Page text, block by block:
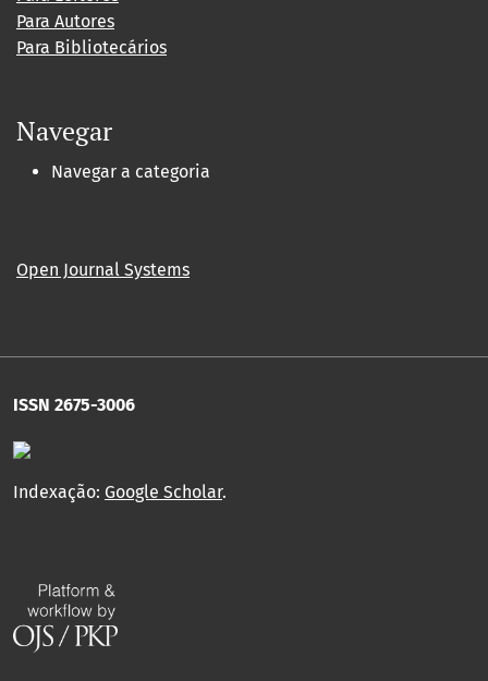
Para Autores
Para Bibliotecários
Navegar
Navegar a categoria
Open Journal Systems
ISSN 2675-3006
Indexação: Google Scholar.